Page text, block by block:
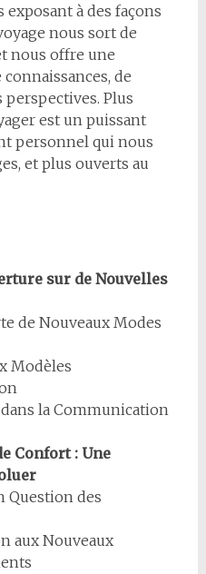
exposant à des façons
nous sort de
nous offre une
de
perspectives. Plus
est un puissant
personnel qui nous
et plus ouverts au
sur de Nouvelles
de Nouveaux Modes
Modèles
la Communication
Confort : Une
Question des
aux Nouveaux